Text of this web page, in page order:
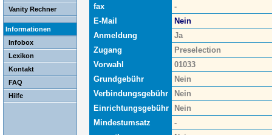
Vanity Rechner
Informationen
Infobox
Lexikon
Kontakt
FAQ
Hilfe
fax
-
E-Mail
Nein
Anmeldung
Ja
Zugang
Preselection
Vorwahl
01033
Grundgebühr
Nein
Verbindungsgebühr
Nein
Einrichtungsgebühr
Nein
Mindestumsatz
-